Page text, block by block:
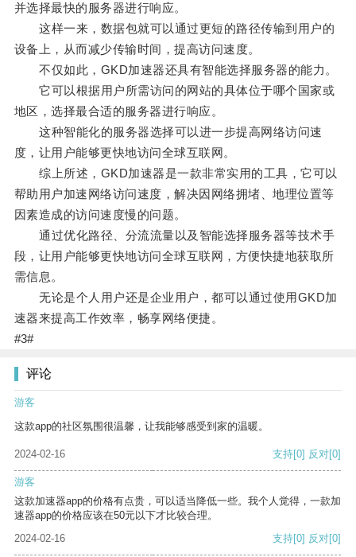
并选择最快的服务器进行响应。
这样一来，数据包就可以通过更短的路径传输到用户的
设备上，从而减少传输时间，提高访问速度。
不仅如此，GKD加速器还具有智能选择服务器的能力。
它可以根据用户所需访问的网站的具体位于哪个国家或
地区，选择最合适的服务器进行响应。
这种智能化的服务器选择可以进一步提高网络访问速
度，让用户能够更快地访问全球互联网。
综上所述，GKD加速器是一款非常实用的工具，它可以
帮助用户加速网络访问速度，解决因网络拥堵、地理位置等
因素造成的访问速度慢的问题。
通过优化路径、分流流量以及智能选择服务器等技术手
段，让用户能够更快地访问全球互联网，方便快捷地获取所
需信息。
无论是个人用户还是企业用户，都可以通过使用GKD加
速器来提高工作效率，畅享网络便捷。
#3#
评论
游客
这款app的社区氛围很温馨，让我能够感受到家的温暖。
2024-02-16 支持[0] 反对[0]
游客
这款加速器app的价格有点贵，可以适当降低一些。我个人觉得，一款加
速器app的价格应该在50元以下才比较合理。
2024-02-16
支持[0] 反对[0]